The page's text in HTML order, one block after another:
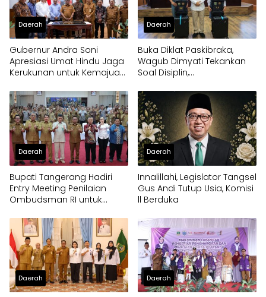
Daerah
Gubernur Andra Soni
Apresiasi Umat Hindu Jaga
Kerukunan untuk Kemajuan
Daerah
Buka Diklat Paskibraka,
Wagub Dimyati Tekankan
Soal Disiplin,
Prestasi Akademik
Daerah
Bupati Tangerang Hadiri
Entry Meeting Penilaian
Ombudsman RI untuk
Pelayanan Publik
Daerah
Innalillahi, Legislator Tangsel
Gus Andi Tutup Usia, Komisi
ll Berduka
Daerah Daerah